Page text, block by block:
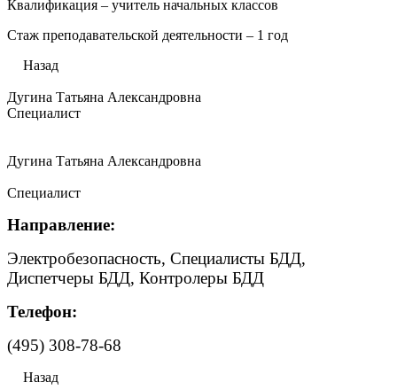
Квалификация – учитель начальных классов
Стаж преподавательской деятельности – 1 год
Назад
Дугина Татьяна Александровна
Специалист
Дугина Татьяна Александровна
Специалист
Направление:
Электробезопасность, Специалисты БДД,
Диспетчеры БДД, Контролеры БДД
Телефон:
(495) 308-78-68
Назад